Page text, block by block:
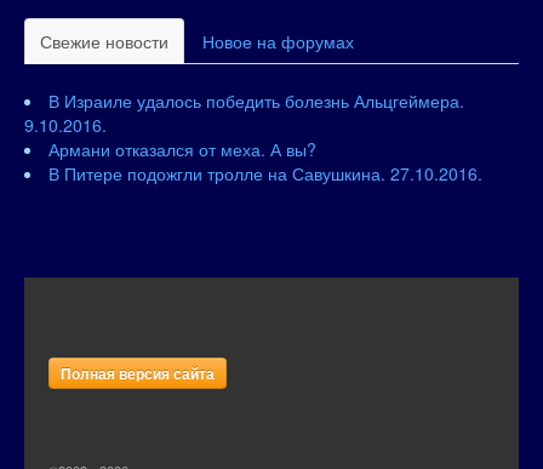
Свежие новости Новое на форумах
В Израиле удалось победить болезнь Альцгеймера.
9.10.2016.
Армани отказался от меха. А вы?
В Питере подожгли тролле на Савушкина. 27.10.2016.
Полная версия сайта